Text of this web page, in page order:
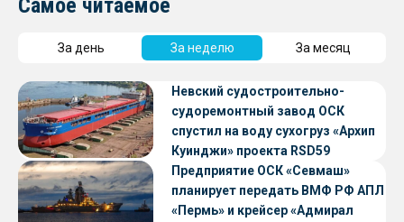
Самое читаемое
За день За неделю За месяц
Невский судостроительно-
судоремонтный завод ОСК
спустил на воду сухогруз «Архип
Куинджи» проекта RSD59
Предприятие ОСК «Севмаш»
планирует передать ВМФ РФ АПЛ
«Пермь» и крейсер «Адмирал